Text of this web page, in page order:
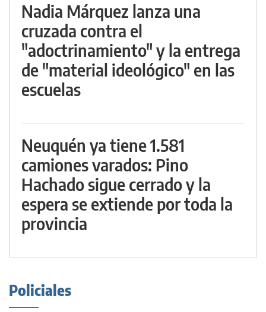
Nadia Márquez lanza una
cruzada contra el
"adoctrinamiento" y la entrega
de "material ideológico" en las
escuelas
Neuquén ya tiene 1.581
camiones varados: Pino
Hachado sigue cerrado y la
espera se extiende por toda la
provincia
Policiales